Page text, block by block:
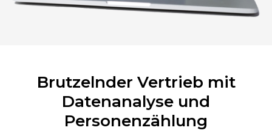
Brutzelnder Vertrieb mit
Datenanalyse und
Personenzählung